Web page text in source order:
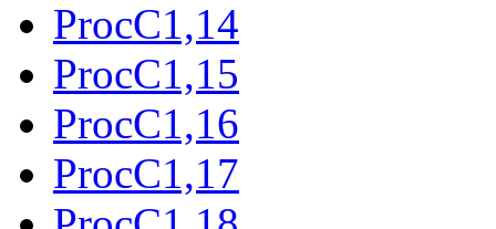
ProcC1,14
ProcC1,15
ProcC1,16
ProcC1,17